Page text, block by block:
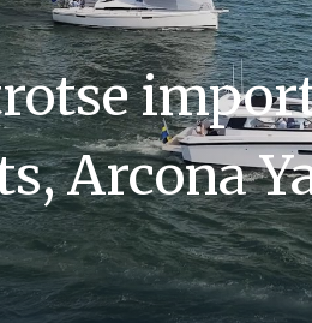
Arcona